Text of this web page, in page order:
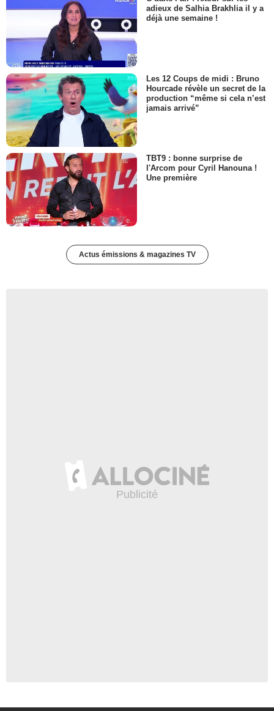
adieux de Salhia Brakhlia il y a
déjà une semaine !
Les 12 Coups de midi : Bruno
Hourcade révèle un secret de la
production “même si cela n’est
jamais arrivé”
TBT9 : bonne surprise de
l'Arcom pour Cyril Hanouna !
Une première
Actus émissions & magazines TV